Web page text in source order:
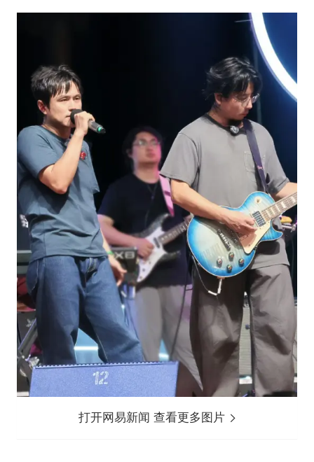
打开网易新闻 查看更多图片